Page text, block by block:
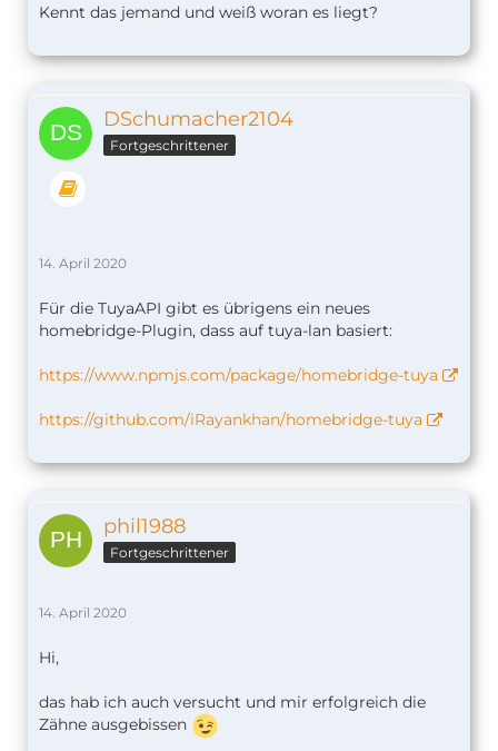
Kennt das jemand und weiß woran es liegt?
DSchumacher2104
Fortgeschrittener
14. April 2020
Für die TuyaAPI gibt es übrigens ein neues
homebridge-Plugin, dass auf tuya-lan basiert:
https://www.npmjs.com/package/homebridge-tuya
https://github.com/iRayankhan/homebridge-tuya
phil1988
Fortgeschrittener
14. April 2020
Hi,
das hab ich auch versucht und mir erfolgreich die
Zähne ausgebissen